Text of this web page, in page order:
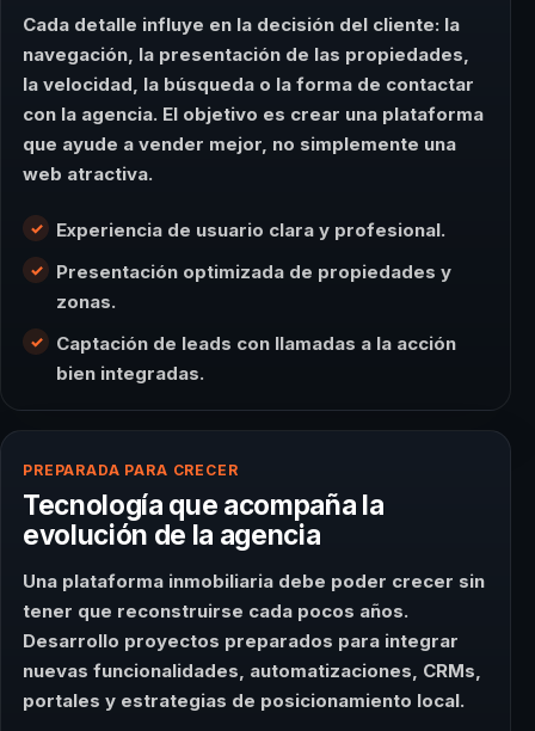
Cada detalle influye en la decisión del cliente: la
navegación, la presentación de las propiedades,
la velocidad, la búsqueda o la forma de contactar
con la agencia. El objetivo es crear una plataforma
que ayude a vender mejor, no simplemente una
web atractiva.
Experiencia de usuario clara y profesional.
Presentación optimizada de propiedades y
zonas.
Captación de leads con llamadas a la acción
bien integradas.
PREPARADA PARA CRECER
Tecnología que acompaña la
evolución de la agencia
Una plataforma inmobiliaria debe poder crecer sin
tener que reconstruirse cada pocos años.
Desarrollo proyectos preparados para integrar
nuevas funcionalidades, automatizaciones, CRMs,
portales y estrategias de posicionamiento local.